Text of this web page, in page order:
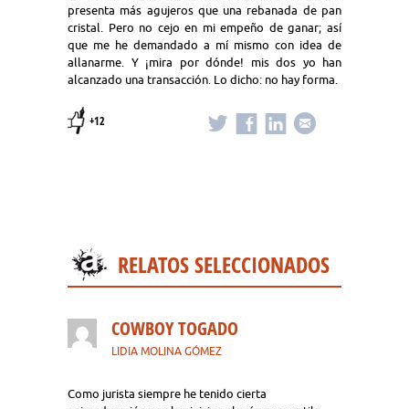
presenta más agujeros que una rebanada de pan
cristal. Pero no cejo en mi empeño de ganar; así
que me he demandado a mí mismo con idea de
allanarme. Y ¡mira por dónde! mis dos yo han
alcanzado una transacción. Lo dicho: no hay forma.
+12
RELATOS SELECCIONADOS
COWBOY TOGADO
LIDIA MOLINA GÓMEZ
Como jurista siempre he tenido cierta